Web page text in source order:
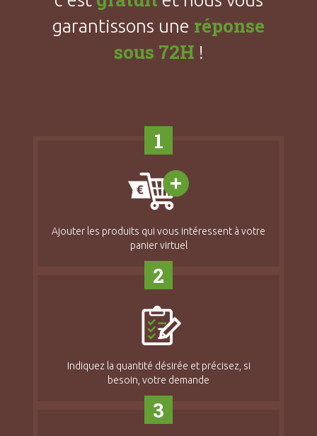
garantissons une réponse
sous 72H !
1
Ajouter les produits qui vous intéressent à votre
panier virtuel
2
Indiquez la quantité désirée et précisez, si
besoin, votre demande
3